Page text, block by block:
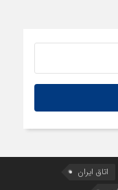
اتاق ایران